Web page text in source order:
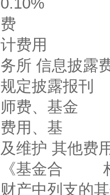
费
计费用
务所
规定披露报
师费、基金
费用、基 金
及维护 其他
《基金合
财产中列支